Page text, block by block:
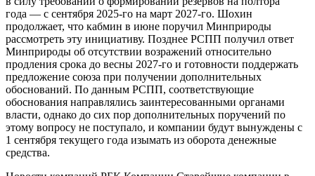
года — с сентября 2025-го на март 2027-го. Шохин
продолжает, что кабмин в июне поручил Минприроды
рассмотреть эту инициативу. Позднее РСПП получил ответ
Минприроды об отсутствии возражений относительно
продления срока до весны 2027-го и готовности поддержать
предложение союза при получении дополнительных
обоснований. По данным РСПП, соответствующие
обоснования направлялись заинтересованными органами
власти, однако до сих пор дополнительных поручений по
этому вопросу не поступало, и компании будут вынуждены с
1 сентября текущего года изымать из оборота денежные
средства.